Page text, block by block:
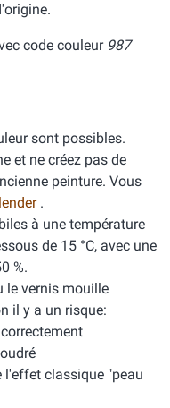
code couleur 987
sont possibles.
et ne créez pas de
peinture. Vous
.
à une température
de 15 °C, avec une
%.
le vernis mouille
il y a un risque:
l'effet classique "peau